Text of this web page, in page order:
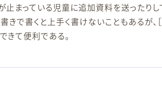
まっている児童に追加資料を送ったりし
書きで書くと上手く書けないこともあるが、
きて便利である。